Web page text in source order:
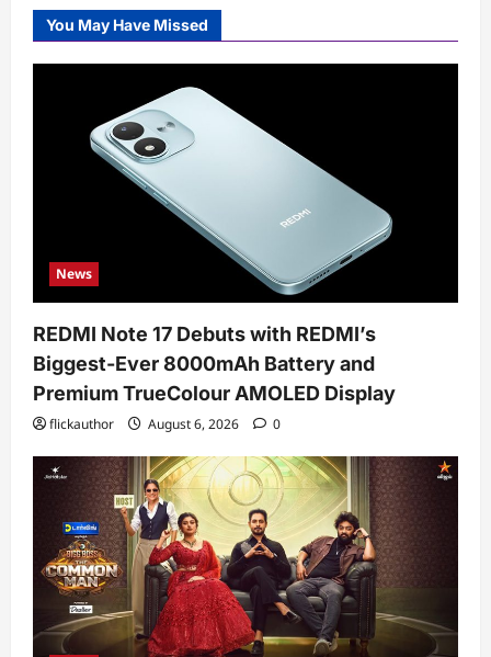
You May Have Missed
News
REDMI Note 17 Debuts with REDMI’s
Biggest-Ever 8000mAh Battery and
Premium TrueColour AMOLED Display
flickauthor August 6, 2026 0